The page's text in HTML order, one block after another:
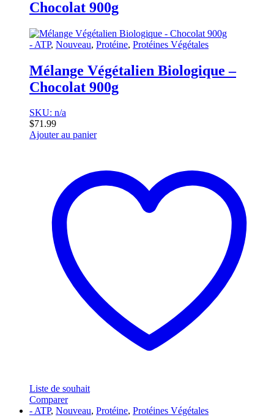
Chocolat 900g
- ATP, Nouveau, Protéine, Protéines Végétales
Mélange Végétalien Biologique –
Chocolat 900g
SKU: n/a
$71.99
Ajouter au panier
Liste de souhait
Comparer
- ATP, Nouveau, Protéine, Protéines Végétales